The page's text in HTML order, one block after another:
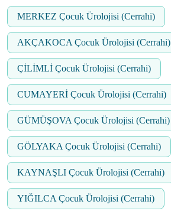
MERKEZ Çocuk Ürolojisi (Cerrahi)
AKÇAKOCA Çocuk Ürolojisi (Cerrahi)
ÇİLİMLİ Çocuk Ürolojisi (Cerrahi)
CUMAYERİ Çocuk Ürolojisi (Cerrahi)
GÜMÜŞOVA Çocuk Ürolojisi (Cerrahi)
GÖLYAKA Çocuk Ürolojisi (Cerrahi)
KAYNAŞLI Çocuk Ürolojisi (Cerrahi)
YIĞILCA Çocuk Ürolojisi (Cerrahi)